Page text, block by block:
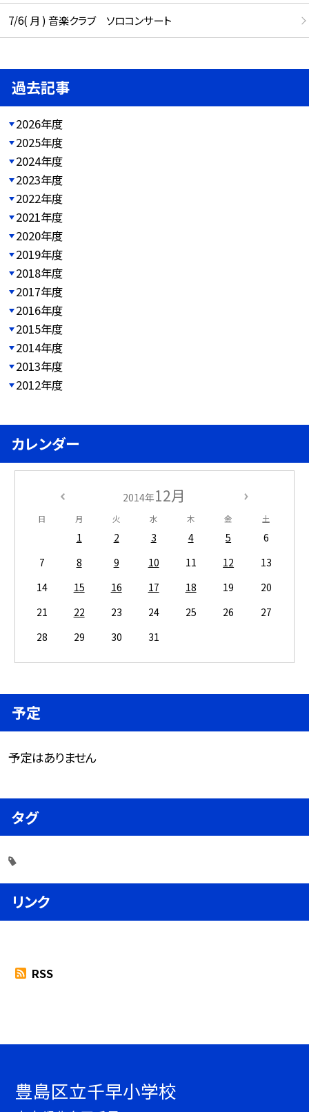
7/6( 月 ) 音楽クラブ ソロコンサート
過去記事
2026年度
2025年度
2024年度
2023年度
2022年度
2021年度
2020年度
2019年度
2018年度
2017年度
2016年度
2015年度
2014年度
2013年度
2012年度
カレンダー
2014年12月
日 月 火 水 木 金 土
1 2 3 4 5
6
7
8 9 10 11 12
13
14
15 16 17 18 19
20
21
22 23 24 25 26
27
28
29 30 31
予定
予定はありません
タグ
リンク
RSS
豊島区立千早小学校